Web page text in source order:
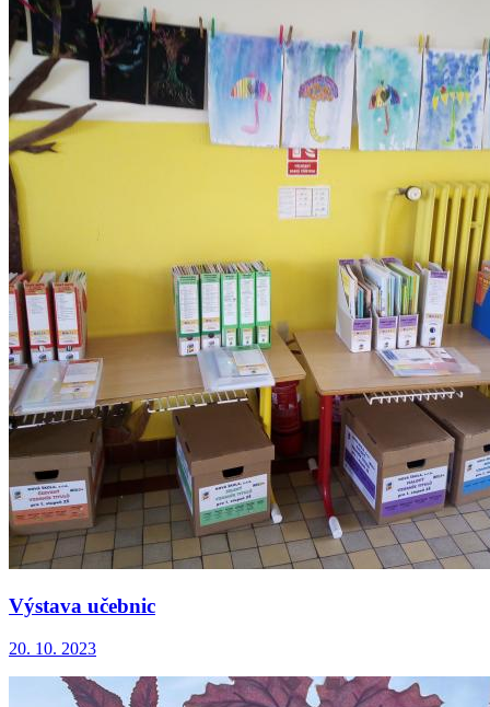
Výstava učebnic
20. 10. 2023